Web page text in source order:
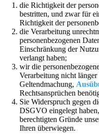
die Richtigkeit der
bestritten, und zwar für
Richtigkeit der
die Verarbeitung
personenbezogenen
Einschränkung der
verlangt haben;
wir die
Verarbeitung nicht
Geltendmachung,
Rechtsansprüchen
Sie Widerspruch gegen
DSGVO eingelegt
berechtigten Gründe
Ihren überwiegen.